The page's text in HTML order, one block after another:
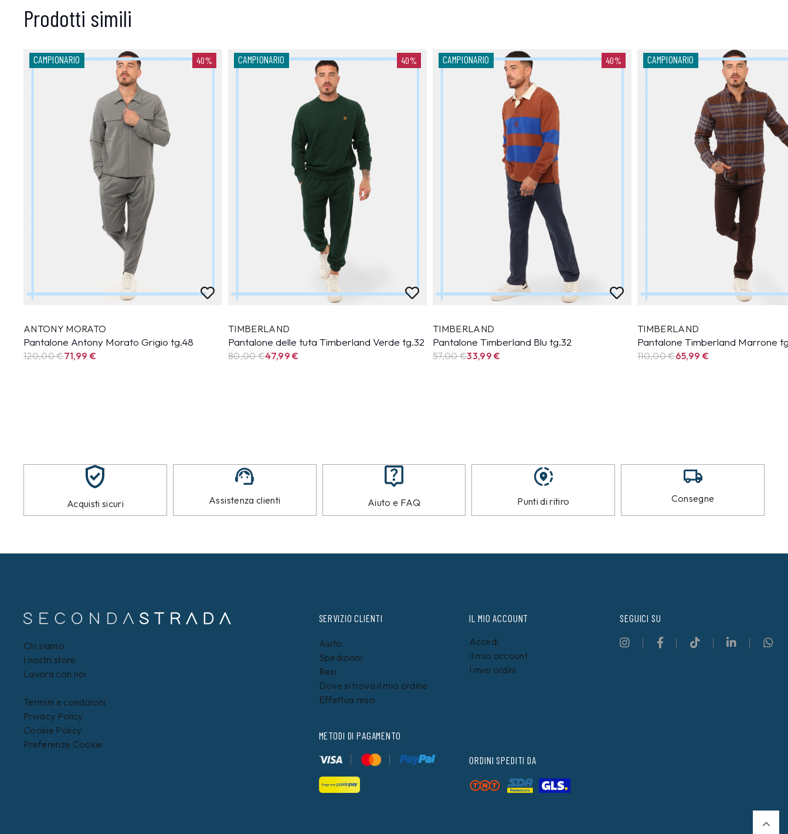
Prodotti simili
CAMPIONARIO 40%
ANTONY MORATO
Pantalone Antony Morato Grigio tg.48
120,00 €71,99 €
CAMPIONARIO 40%
TIMBERLAND
Pantalone delle tuta Timberland Verde tg.32
80,00 €47,99€
CAMPIONARIO 40%
TIMBERLAND
Pantalone Timberland Blu tg.32
57,00 €33,99€
CAMPIONARIO
TIMBERLAND
Pantalone Timberland Marrone
110,00 €65,99 €
Acquisti sicuri Assistenza clienti Aiuto e FAQ Punti di ritiro Consegne
Chi siamo
I nostri store
Lavora con noi
Termini e condizioni
Privacy Policy
Cookie Policy
Preferenze Cookie
SERVIZIO CLIENTI
Aiuto
Spedizioni
Resi
Dove si trova il mio ordine
Effettua reso
METODI DI PAGAMENTO
IL MIO ACCOUNT
Accedi
Il mio account
I miei ordini
ORDINI SPEDITI DA
SEGUICI SU